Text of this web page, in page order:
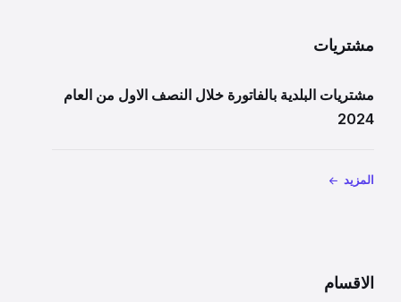
مشتريات
مشتريات البلدية بالفاتورة خلال النصف الاول من العام
2024
المزيد
الاقسام